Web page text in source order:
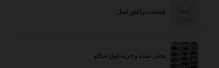
قطعات تراکتور اصل
پخش عمده و خرده انواع تنباکو